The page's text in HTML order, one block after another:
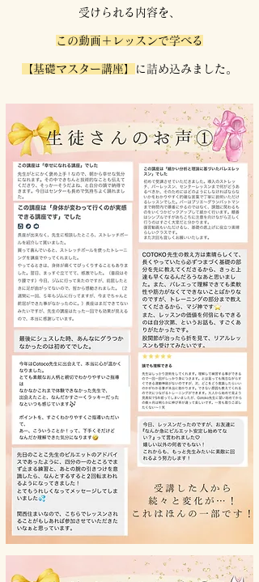
受けられる内容を、
この動画＋レッスンで学べる
【基礎マスター講座】 に詰め込みました。